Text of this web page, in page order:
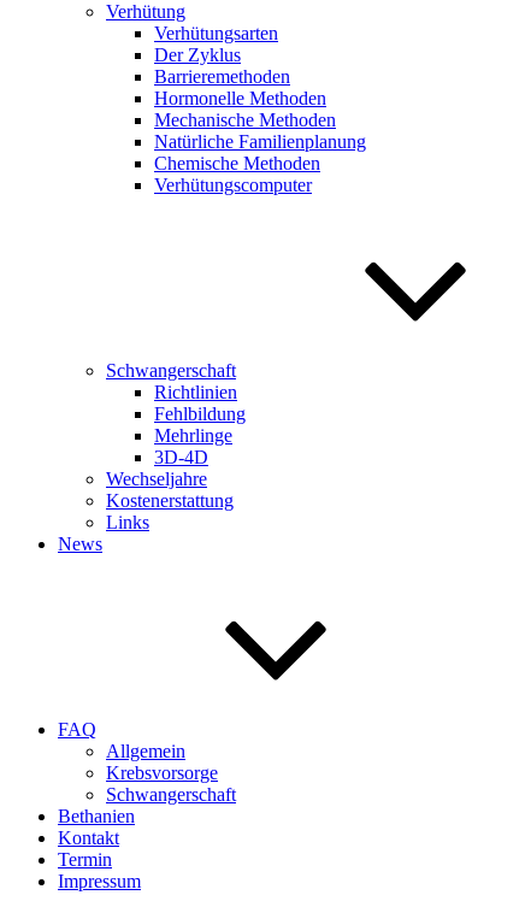
Verhütung
Verhütungsarten
Der Zyklus
Barrieremethoden
Hormonelle Methoden
Mechanische Methoden
Natürliche Familienplanung
Chemische Methoden
Verhütungscomputer
Schwangerschaft
Richtlinien
Fehlbildung
Mehrlinge
3D-4D
Wechseljahre
Kostenerstattung
Links
News
FAQ
Allgemein
Krebsvorsorge
Schwangerschaft
Bethanien
Kontakt
Termin
Impressum